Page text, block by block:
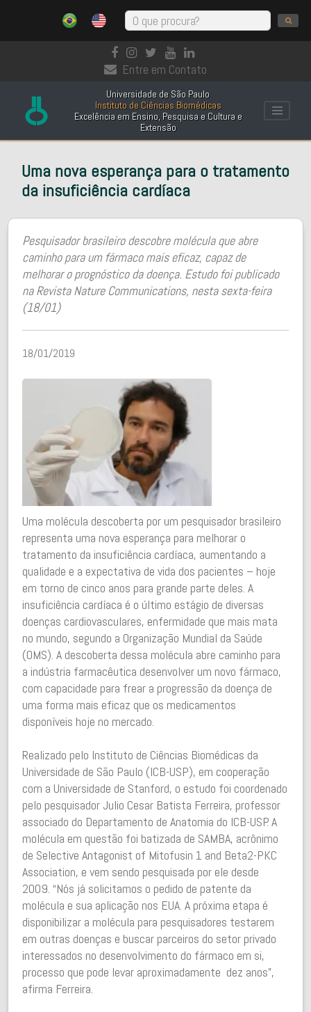
Entre em Contato
Universidade de São Paulo
Instituto de Ciências Biomédicas
Excelência em Ensino, Pesquisa e Cultura e
Extensão
Uma nova esperança para o tratamento
da insuficiência cardíaca
Pesquisador brasileiro descobre molécula que abre
caminho para um fármaco mais eficaz, capaz de
melhorar o prognóstico da doença. Estudo foi publicado
na Revista Nature Communications, nesta sexta-feira
(18/01)
18/01/2019
Uma molécula descoberta por um pesquisador brasileiro
representa uma nova esperança para melhorar o
tratamento da insuficiência cardíaca, aumentando a
qualidade e a expectativa de vida dos pacientes – hoje
em torno de cinco anos para grande parte deles. A
insuficiência cardíaca é o último estágio de diversas
doenças cardiovasculares, enfermidade que mais mata
no mundo, segundo a Organização Mundial da Saúde
(OMS). A descoberta dessa molécula abre caminho para
a indústria farmacêutica desenvolver um novo fármaco,
com capacidade para frear a progressão da doença de
uma forma mais eficaz que os medicamentos
disponíveis hoje no mercado.
Realizado pelo Instituto de Ciências Biomédicas da
Universidade de São Paulo (ICB-USP), em cooperação
com a Universidade de Stanford, o estudo foi coordenado
pelo pesquisador Julio Cesar Batista Ferreira, professor
associado do Departamento de Anatomia do ICB-USP. A
molécula em questão foi batizada de SAMBA, acrônimo
de Selective Antagonist of Mitofusin 1 and Beta2-PKC
Association, e vem sendo pesquisada por ele desde
2009. “Nós já solicitamos o pedido de patente da
molécula e sua aplicação nos EUA. A próxima etapa é
disponibilizar a molécula para pesquisadores testarem
em outras doenças e buscar parceiros do setor privado
interessados no desenvolvimento do fármaco em si,
processo que pode levar aproximadamente dez anos”,
afirma Ferreira.